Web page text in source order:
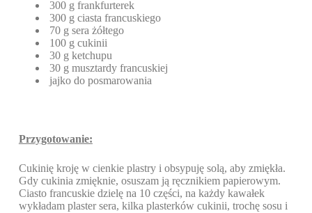
300 g frankfurterek
300 g ciasta francuskiego
70 g sera żółtego
100 g cukinii
30 g ketchupu
30 g musztardy francuskiej
jajko do posmarowania
Przygotowanie:
Cukinię kroję w cienkie plastry i obsypuję solą, aby zmiękła.
Gdy cukinia zmięknie, osuszam ją ręcznikiem papierowym.
Ciasto francuskie dzielę na 10 części, na każdy kawałek
wykładam plaster sera, kilka plasterków cukinii, trochę sosu i